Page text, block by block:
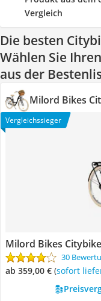
Vergleich
Die besten
Wählen Sie
aus der
Milord Bikes
Vergleichssieger
Milord Bikes Citybike
30
ab 359,00 € ( Sofort